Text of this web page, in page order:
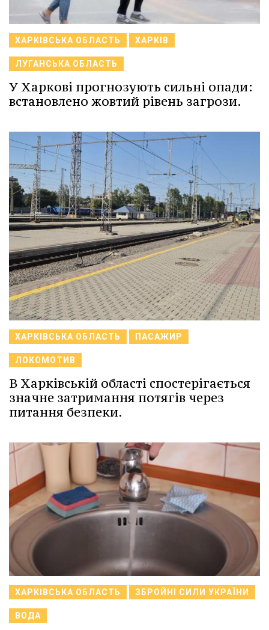
ХАРКІВСЬКА ОБЛАСТЬ ХАРКІВ
ЛУГАНСЬКА ОБЛАСТЬ
У Харкові прогнозують сильні опади:
встановлено жовтий рівень загрози.
ХАРКІВСЬКА ОБЛАСТЬ ПАСАЖИР
ЛОКОМОТИВ
В Харківській області спостерігається
значне затримання потягів через
питання безпеки.
ХАРКІВСЬКА ОБЛАСТЬ ЗБРОЙНІ СИЛИ УКРАЇНИ
ВОДА